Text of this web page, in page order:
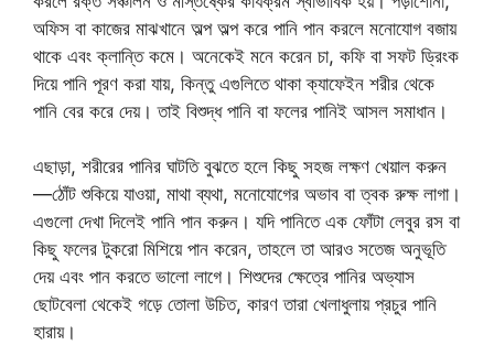
অফিস বা কাজের মাঝখানে অল্প অল্প করে পানি পান করলে মনোযোগ বজায়
থাকে এবং ক্লান্তি কমে। অনেকেই মনে করেন চা, কফি বা সফট ড্রিংক
দিয়ে পানি পূরণ করা যায়, কিন্তু এগুলিতে থাকা ক্যাফেইন শরীর থেকে
পানি বের করে দেয়। তাই বিশুদ্ধ পানি বা ফলের পানিই আসল সমাধান।
এছাড়া, শরীরের পানির ঘাটতি বুঝতে হলে কিছু সহজ লক্ষণ খেয়াল করুন
—ঠোঁট শুকিয়ে যাওয়া, মাথা ব্যথা, মনোযোগের অভাব বা ত্বক রুক্ষ লাগা।
এগুলো দেখা দিলেই পানি পান করুন। যদি পানিতে এক ফোঁটা লেবুর রস বা
কিছু ফলের টুকরো মিশিয়ে পান করেন, তাহলে তা আরও সতেজ অনুভূতি
দেয় এবং পান করতে ভালো লাগে। শিশুদের ক্ষেত্রে পানির অভ্যাস
ছোটবেলা থেকেই গড়ে তোলা উচিত, কারণ তারা খেলাধুলায় প্রচুর পানি
হারায়।